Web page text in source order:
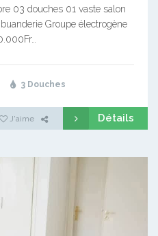
03 douches 01 vaste salon
Groupe électrogène
3 Douches
J'aime Détails